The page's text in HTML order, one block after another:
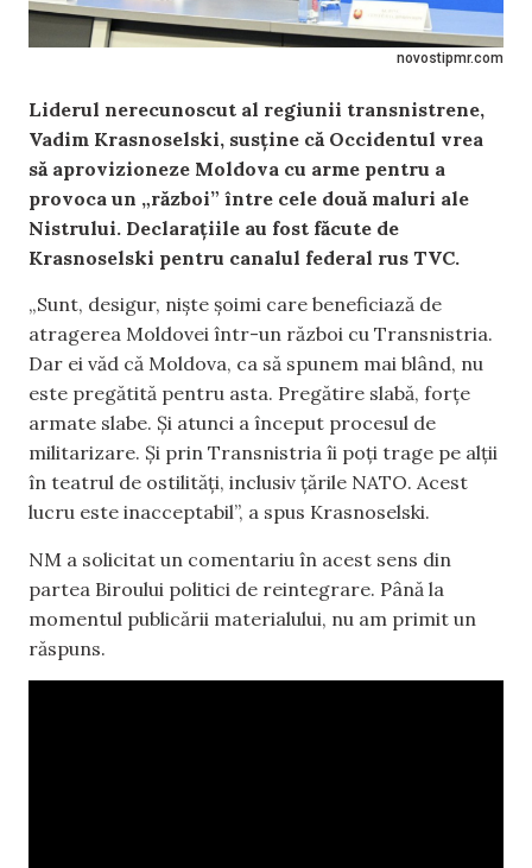
novostipmr.com
Liderul nerecunoscut al regiunii transnistrene,
Vadim Krasnoselski, susține că Occidentul vrea
să aprovizioneze Moldova cu arme pentru a
provoca un „război” între cele două maluri ale
Nistrului. Declarațiile au fost făcute de
Krasnoselski pentru canalul federal rus TVC.
„Sunt, desigur, niște șoimi care beneficiază de
atragerea Moldovei într-un război cu Transnistria.
Dar ei văd că Moldova, ca să spunem mai blând, nu
este pregătită pentru asta. Pregătire slabă, forțe
armate slabe. Și atunci a început procesul de
militarizare. Și prin Transnistria îi poți trage pe alții
în teatrul de ostilități, inclusiv țările NATO. Acest
lucru este inacceptabil”, a spus Krasnoselski.
NM a solicitat un comentariu în acest sens din
partea Biroului politici de reintegrare. Până la
momentul publicării materialului, nu am primit un
răspuns.